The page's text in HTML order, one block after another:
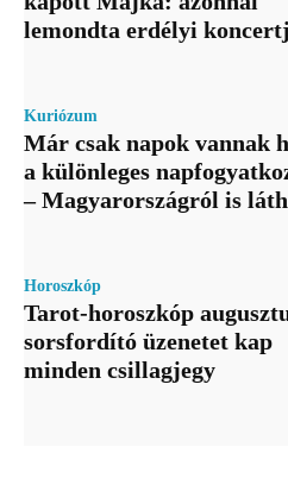
lemondta erdélyi
Kuriózum
Már csak napok vannak
a különleges
– Magyarországról is
Horoszkóp
Tarot-horoszkóp
sorsfordító üzenetet kap
minden csillagjegy